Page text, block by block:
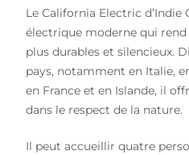
Le California Electric d’Indie
électrique moderne qui rend
plus durables et silencieux.
pays, notamment en Italie,
en France et en Islande, il
dans le respect de la nature.
Il peut accueillir quatre